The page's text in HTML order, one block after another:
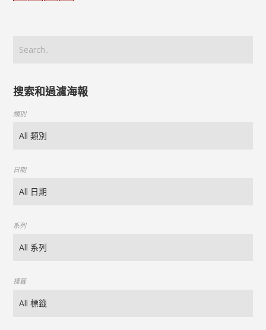
搜索和過濾海報
類別
日期
系列
標籤